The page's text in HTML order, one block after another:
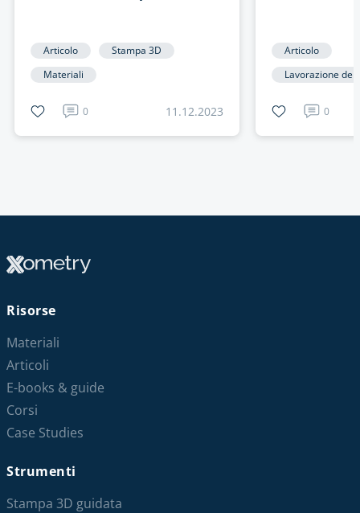
Articolo
Stampa 3D
Materiali
0 11.12.2023
Articolo
Lavorazione
0
Risorse
Materiali
Articoli
E-books & guide
Corsi
Case Studies
Strumenti
Stampa 3D guidata